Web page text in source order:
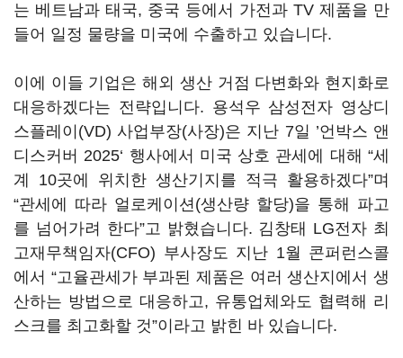
는 베트남과 태국, 중국 등에서 가전과 TV 제품을 만
들어 일정 물량을 미국에 수출하고 있습니다.
이에 이들 기업은 해외 생산 거점 다변화와 현지화로
대응하겠다는 전략입니다. 용석우 삼성전자 영상디
스플레이(VD) 사업부장(사장)은 지난 7일 ’언박스 앤
디스커버 2025‘ 행사에서 미국 상호 관세에 대해 “세
계 10곳에 위치한 생산기지를 적극 활용하겠다”며
“관세에 따라 얼로케이션(생산량 할당)을 통해 파고
를 넘어가려 한다”고 밝혔습니다. 김창태 LG전자 최
고재무책임자(CFO) 부사장도 지난 1월 콘퍼런스콜
에서 “고율관세가 부과된 제품은 여러 생산지에서 생
산하는 방법으로 대응하고, 유통업체와도 협력해 리
스크를 최고화할 것”이라고 밝힌 바 있습니다.